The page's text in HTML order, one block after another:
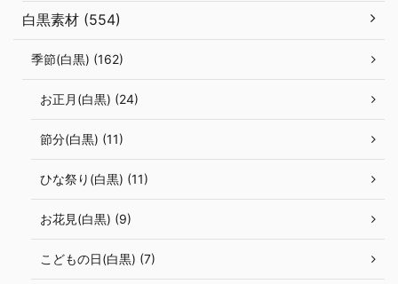
白黒素材 (554)
季節(白黒) (162)
お正月(白黒) (24)
節分(白黒) (11)
ひな祭り(白黒) (11)
お花見(白黒) (9)
こどもの日(白黒) (7)